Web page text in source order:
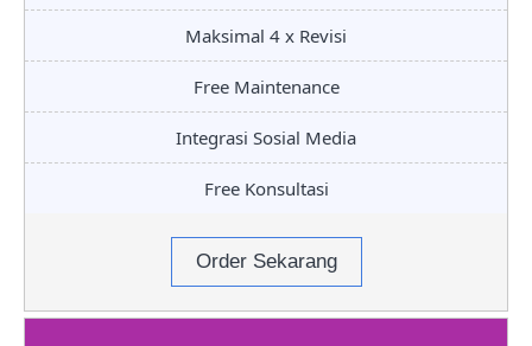
Maksimal 4 x Revisi
Free Maintenance
Integrasi Sosial Media
Free Konsultasi
Order Sekarang